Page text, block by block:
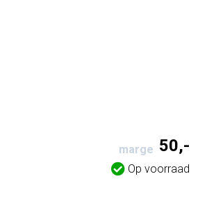
marge 50,-
Op voorraad